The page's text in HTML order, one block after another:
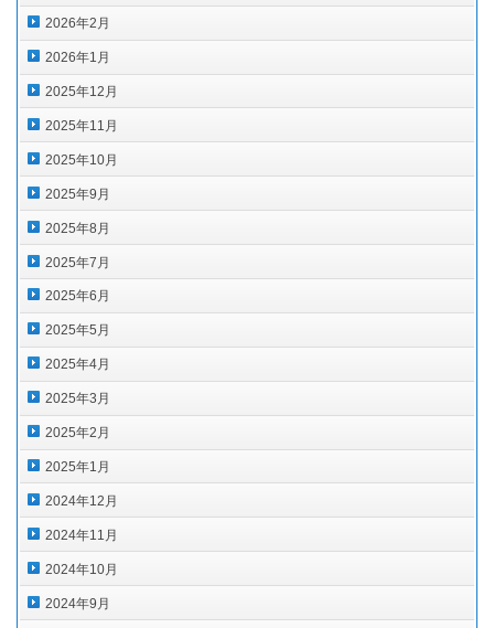
2026年2月
2026年1月
2025年12月
2025年11月
2025年10月
2025年9月
2025年8月
2025年7月
2025年6月
2025年5月
2025年4月
2025年3月
2025年2月
2025年1月
2024年12月
2024年11月
2024年10月
2024年9月